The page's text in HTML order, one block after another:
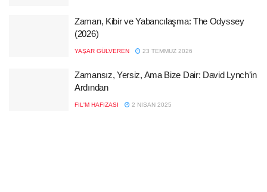
Zaman, Kibir ve Yabancılaşma: The Odyssey
(2026)
YAŞAR GÜLVEREN 23 TEMMUZ 2026
Zamansız, Yersiz, Ama Bize Dair: David Lynch’in
Ardından
FIL'M HAFIZASI 2 NISAN 2025